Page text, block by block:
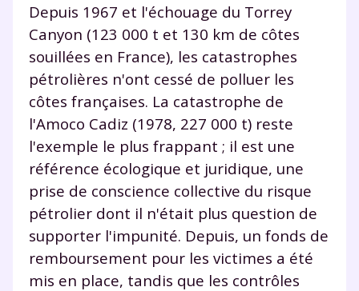
Depuis 1967 et l'échouage du Torrey
Canyon (123 000 t et 130 km de côtes
souillées en France), les catastrophes
pétrolières n'ont cessé de polluer les
côtes françaises. La catastrophe de
l'Amoco Cadiz (1978, 227 000 t) reste
l'exemple le plus frappant ; il est une
référence écologique et juridique, une
prise de conscience collective du risque
pétrolier dont il n'était plus question de
supporter l'impunité. Depuis, un fonds de
remboursement pour les victimes a été
mis en place, tandis que les contrôles